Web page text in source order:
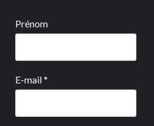
Prénom
E-mail*